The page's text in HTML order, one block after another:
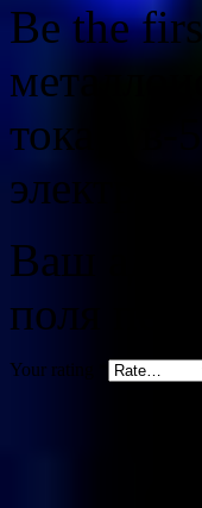
Be the
тока 3 в-
Ваш
поля
Your rating